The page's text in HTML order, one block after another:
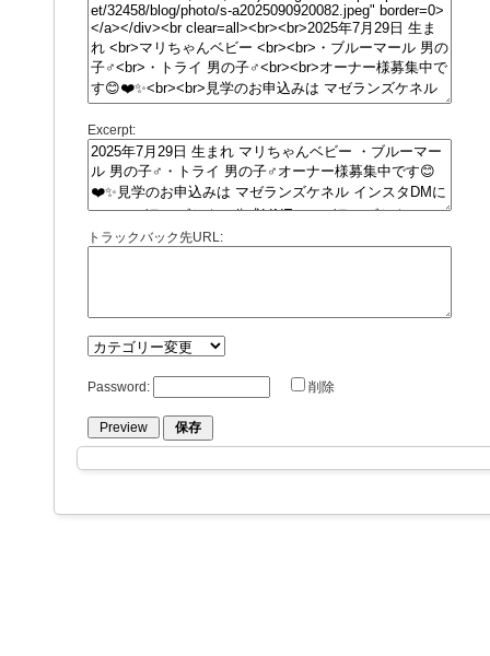
Excerpt:
トラックバック先URL:
Password: 削除